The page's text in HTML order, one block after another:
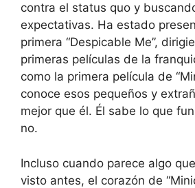
contra el status quo y
expectativas. Ha estado
primera “Despicable Me”,
primeras películas de la
como la primera película de
conoce esos pequeños y
mejor que él. Él sabe lo que
no.
Incluso cuando parece algo
visto antes, el corazón de